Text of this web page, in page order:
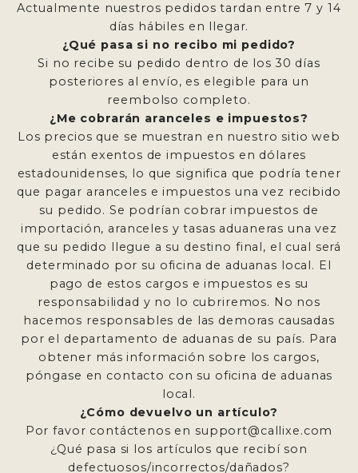
Actualmente nuestros pedidos tardan entre 7 y 14
días hábiles en llegar.
¿Qué pasa si no recibo mi pedido?
Si no recibe su pedido dentro de los 30 días
posteriores al envío, es elegible para un
reembolso completo.
¿Me cobrarán aranceles e impuestos?
Los precios que se muestran en nuestro sitio web
están exentos de impuestos en dólares
estadounidenses, lo que significa que podría tener
que pagar aranceles e impuestos una vez recibido
su pedido. Se podrían cobrar impuestos de
importación, aranceles y tasas aduaneras una vez
que su pedido llegue a su destino final, el cual será
determinado por su oficina de aduanas local. El
pago de estos cargos e impuestos es su
responsabilidad y no lo cubriremos. No nos
hacemos responsables de las demoras causadas
por el departamento de aduanas de su país. Para
obtener más información sobre los cargos,
póngase en contacto con su oficina de aduanas
local.
¿Cómo devuelvo un artículo?
Por favor contáctenos en support@callixe.com
¿Qué pasa si los artículos que recibí son
defectuosos/incorrectos/dañados?